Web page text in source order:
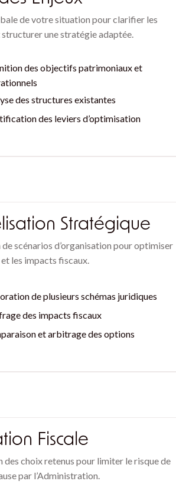
de votre situation pour clarifier les
une stratégie adaptée.
des objectifs patrimoniaux et
des structures existantes
des leviers d’optimisation
Stratégique
scénarios d’organisation pour optimiser
les impacts fiscaux.
de plusieurs schémas juridiques
des impacts fiscaux
et arbitrage des options
Fiscale
des choix retenus pour limiter le risque de
par l’Administration.